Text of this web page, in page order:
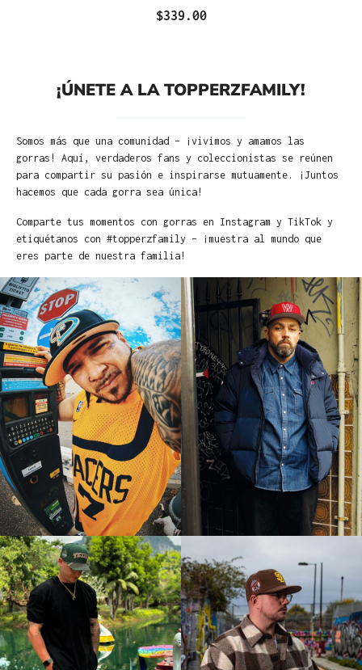
$339.00
¡ÚNETE A LA TOPPERZFAMILY!
Somos más que una comunidad – ¡vivimos y amamos las
gorras! Aquí, verdaderos fans y coleccionistas se reúnen
para compartir su pasión e inspirarse mutuamente. ¡Juntos
hacemos que cada gorra sea única!
Comparte tus momentos con gorras en Instagram y TikTok y
etiquétanos con #topperzfamily – ¡muestra al mundo que
eres parte de nuestra familia!